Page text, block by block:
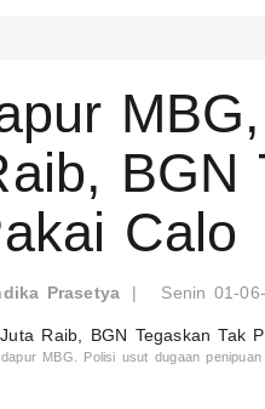
BGN
Calo
Prasetya | Senin 01-
MBG. Polisi usut dugaan